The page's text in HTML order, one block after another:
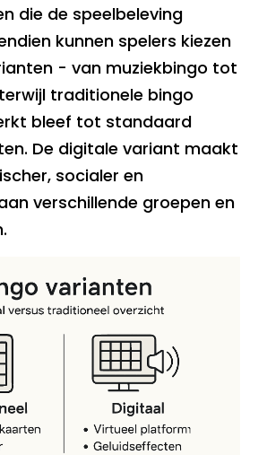
die de speelbeleving
kunnen spelers kiezen
- van muziekbingo tot
traditionele bingo
bleef tot standaard
De digitale variant maakt
socialer en
verschillende groepen en